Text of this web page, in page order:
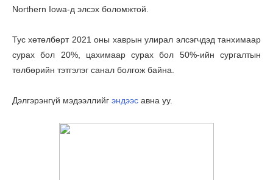
Northern Iowa-д элсэх боломжтой.
Тус хөтөлбөрт 2021 оны хаврын улирал элсэгчдэд танхимаар
сурах бол 20%, цахимаар сурах бол 50%-ийн сургалтын
төлбөрийн тэтгэлэг санал болгож байна.
Дэлгэрэнгүй мэдээллийг эндээс авна уу.